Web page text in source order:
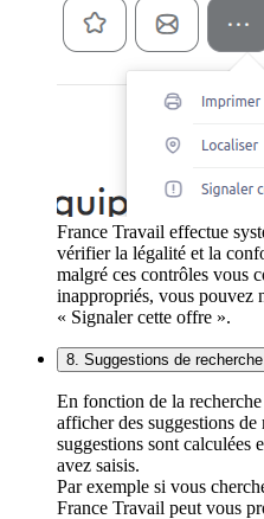
France Travail effectue
vérifier la légalité et la
malgré ces contrôles vous
inappropriés, vous pouvez
« Signaler cette offre ».
8. Suggestions de recherche
En fonction de la
afficher des suggestions
suggestions sont calculées
avez saisis.
Par exemple si vous
France Travail peut vous